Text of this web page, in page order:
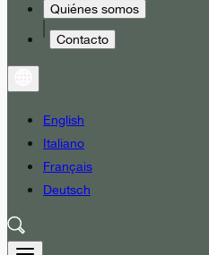
Quiénes somos
Contacto
English
Italiano
Français
Deutsch